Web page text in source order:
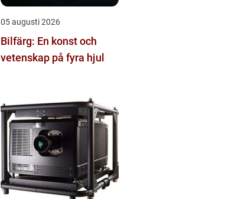
05 augusti 2026
Bilfärg: En konst och
vetenskap på fyra hjul